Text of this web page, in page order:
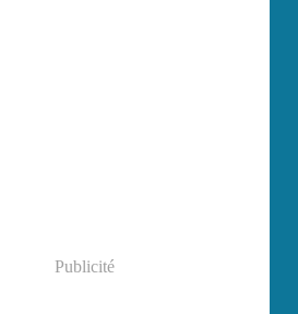
Publicité